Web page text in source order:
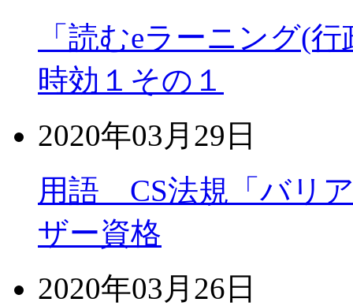
「読むeラーニング(
時効１その１
2020年03月29日
用語 CS法規「バリ
ザー資格
2020年03月26日